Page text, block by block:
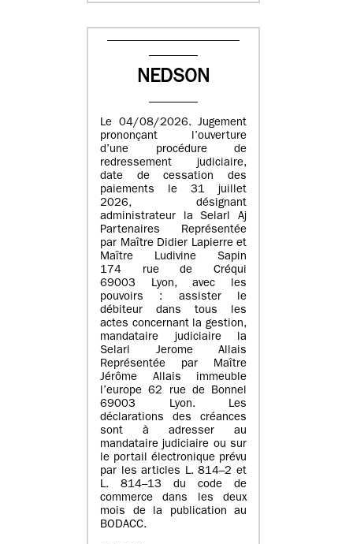
NEDSON
Le 04/08/2026. Jugement
prononçant l’ouverture
d’une procédure de
redressement judiciaire,
date de cessation des
paiements le 31 juillet
2026, désignant
administrateur la Selarl Aj
Partenaires Représentée
par Maître Didier Lapierre et
Maître Ludivine Sapin
174 rue de Créqui
69003 Lyon, avec les
pouvoirs : assister le
débiteur dans tous les
actes concernant la gestion,
mandataire judiciaire la
Selarl Jerome Allais
Représentée par Maître
Jérôme Allais immeuble
l’europe 62 rue de Bonnel
69003 Lyon. Les
déclarations des créances
sont à adresser au
mandataire judiciaire ou sur
le portail électronique prévu
par les articles L. 814–2 et
L. 814–13 du code de
commerce dans les deux
mois de la publication au
BODACC.